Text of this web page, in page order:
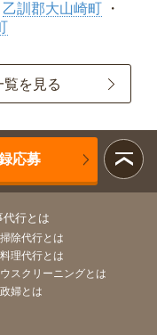
乙訓郡大山崎町
を見る
応募
代行とは
除代行とは
理代行とは
スクリーニングとは
婦とは